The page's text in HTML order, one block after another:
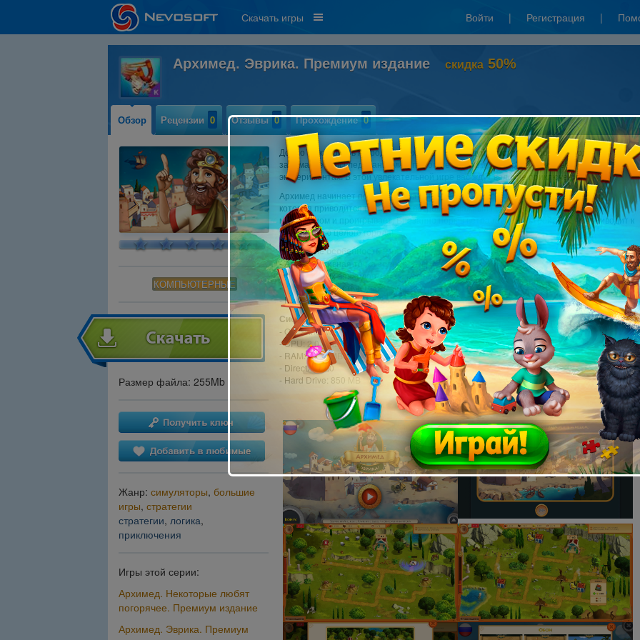
Скачать игры Войти | Регистрация |
Архимед. Эврика. Премиум издание скидка 50%
Обзор Рецензии 0 Отзывы 0 Прохождение 0
КОМПЬЮТЕРНЫЕ
Размер файла: 255Mb
Жанр: симуляторы, большие
игры, стратегии
стратегии, логика,
приключения
Игры этой серии:
Архимед. Некоторые любят
погорячее. Премиум издание
Архимед. Эврика. Премиум
Добро пожаловать на родину Архимеда! Исследуйте остров, стройте города,
занимайтесь исследованиями и помогите великому изобретателю в его
экспериментах. В этой увлекательной игре вас ждут великие приключения!
Архимед начинает полевые испытания своего нового изобретения — лебедки,
которая приводится в движение ветром. Отважный Геркулес соревнуется с этим
механизмом и проигрывает. Внезапно порыв ветра ломает устройство, что приводит к
разрушению целого города!
Ключевые особенности игры:
- Альтернативная точка зрения великого Архимеда
- 7 различных эпизодов и 100 уровней для открытия
- Стройте поместья, мосты, порталы, канатные дороги
- Комплексное руководство по прохождению и бонусный эпизод
Системные требования:
- OS: Windows 7 или более поздняя версия
- CPU: 2.0 GHz
- RAM: 2048 MB
- DirectX: 11.0
- Hard Drive: 850 MB